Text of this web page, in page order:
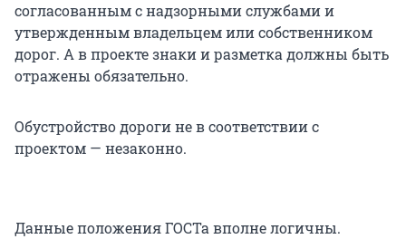
согласованным с надзорными службами и
утвержденным владельцем или собственником
дорог. А в проекте знаки и разметка должны быть
отражены обязательно.
Обустройство дороги не в соответствии с
проектом — незаконно.
Данные положения ГОСТа вполне логичны.